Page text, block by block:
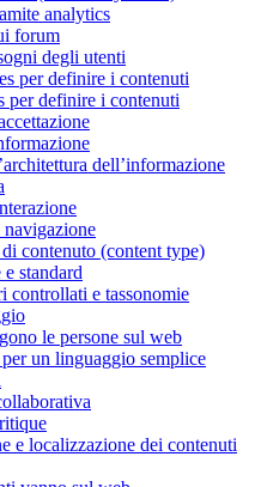
analytics
forum
degli utenti
per definire i contenuti
per definire i contenuti
dell’informazione
contenuto (content type)
standard
controllati e tassonomie
le persone sul web
un linguaggio semplice
e localizzazione dei contenuti